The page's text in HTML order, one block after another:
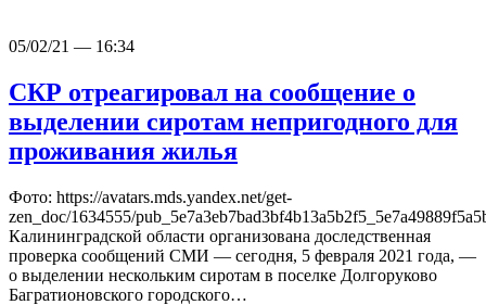
05/02/21 — 16:34
СКР отреагировал на сообщение о
выделении сиротам непригодного для
проживания жилья
Фото: https://avatars.mds.yandex.net/get-
zen_doc/1634555/
Калининградской области организована доследственная
проверка сообщений СМИ — сегодня, 5 февраля 2021 года, —
о выделении нескольким сиротам в поселке Долгоруково
Багратионовского городского…